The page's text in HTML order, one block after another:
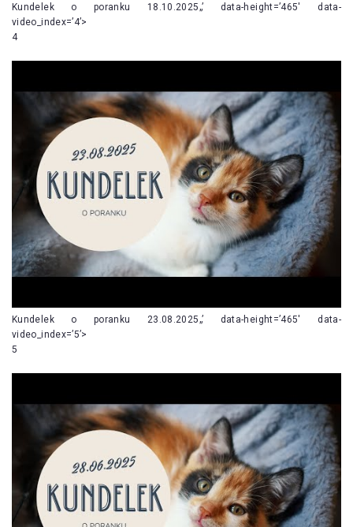
Kundelek o poranku 18.10.2025„’ data-height=’465′ data-
video_index=’4’>
4
Kundelek o poranku 23.08.2025„’ data-height=’465′ data-
video_index=’5’>
5